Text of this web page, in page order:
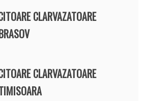
CLARVAZATOARE
CLARVAZATOARE